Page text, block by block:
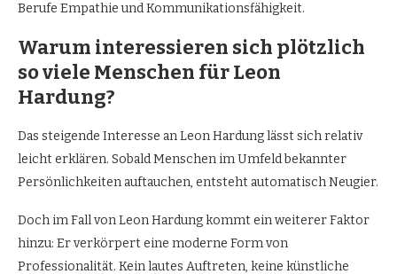
Berufe Empathie und Kommunikationsfähigkeit.
Warum interessieren sich plötzlich
so viele Menschen für Leon
Hardung?
Das steigende Interesse an Leon Hardung lässt sich relativ
leicht erklären. Sobald Menschen im Umfeld bekannter
Persönlichkeiten auftauchen, entsteht automatisch Neugier.
Doch im Fall von Leon Hardung kommt ein weiterer Faktor
hinzu: Er verkörpert eine moderne Form von
Professionalität. Kein lautes Auftreten, keine künstliche